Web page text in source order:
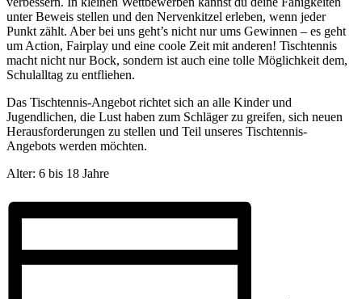
unter Beweis stellen und den Nervenkitzel erleben, wenn jeder
Punkt zählt. Aber bei uns geht’s nicht nur ums Gewinnen – es geht
um Action, Fairplay und eine coole Zeit mit anderen! Tischtennis
macht nicht nur Bock, sondern ist auch eine tolle Möglichkeit dem,
Schulalltag zu entfliehen.
Das Tischtennis-Angebot richtet sich an alle Kinder und
Jugendlichen, die Lust haben zum Schläger zu greifen, sich neuen
Herausforderungen zu stellen und Teil unseres Tischtennis-
Angebots werden möchten.
Alter: 6 bis 18 Jahre